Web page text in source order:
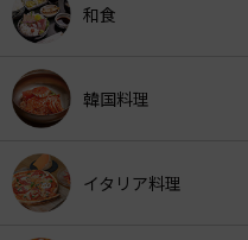
和食
韓国料理
イタリア料理